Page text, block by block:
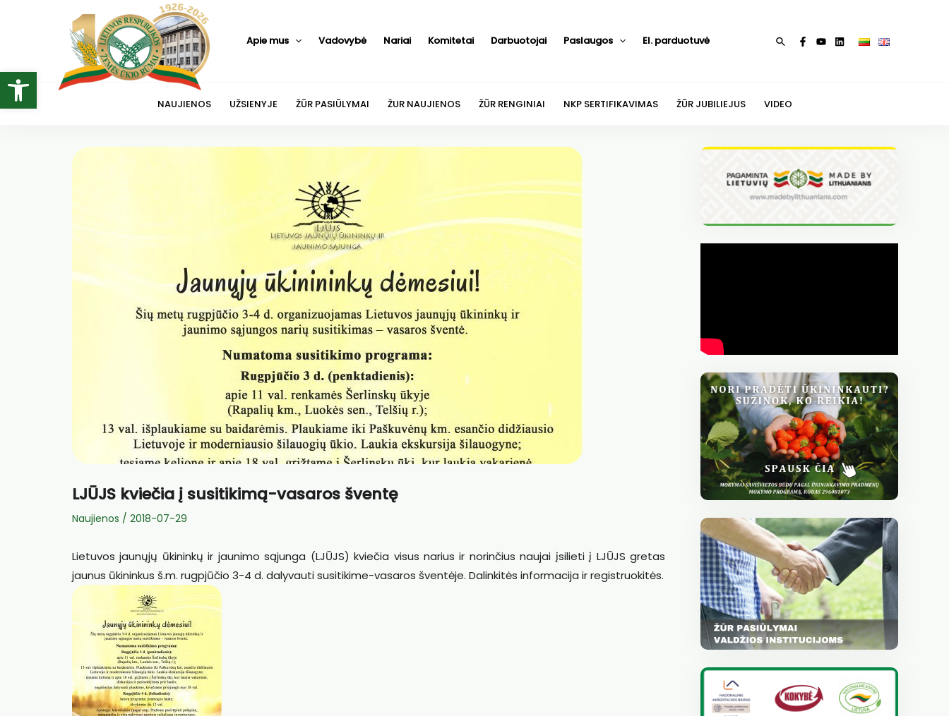
Open toolbar
Apie mus Vadovybė Nariai Komitetai Darbuotojai Paslaugos El. parduotuvė Paieška
NAUJIENOS UŽSIENYJE ŽŪR PASIŪLYMAI ŽUR NAUJIENOS ŽŪR RENGINIAI NKP SERTIFIKAVIMAS ŽŪR JUBILIEJUS VIDEO
LJŪJS kviečia į susitikimą-vasaros šventę
Naujienos / 2018-07-29
Lietuvos jaunųjų ūkininkų ir jaunimo sąjunga (LJŪJS) kviečia visus narius ir norinčius naujai įsilieti į LJŪJS gretas
jaunus ūkininkus š.m. rugpjūčio 3-4 d. dalyvauti susitikime-vasaros šventėje. Dalinkitės informacija ir registruokitės.